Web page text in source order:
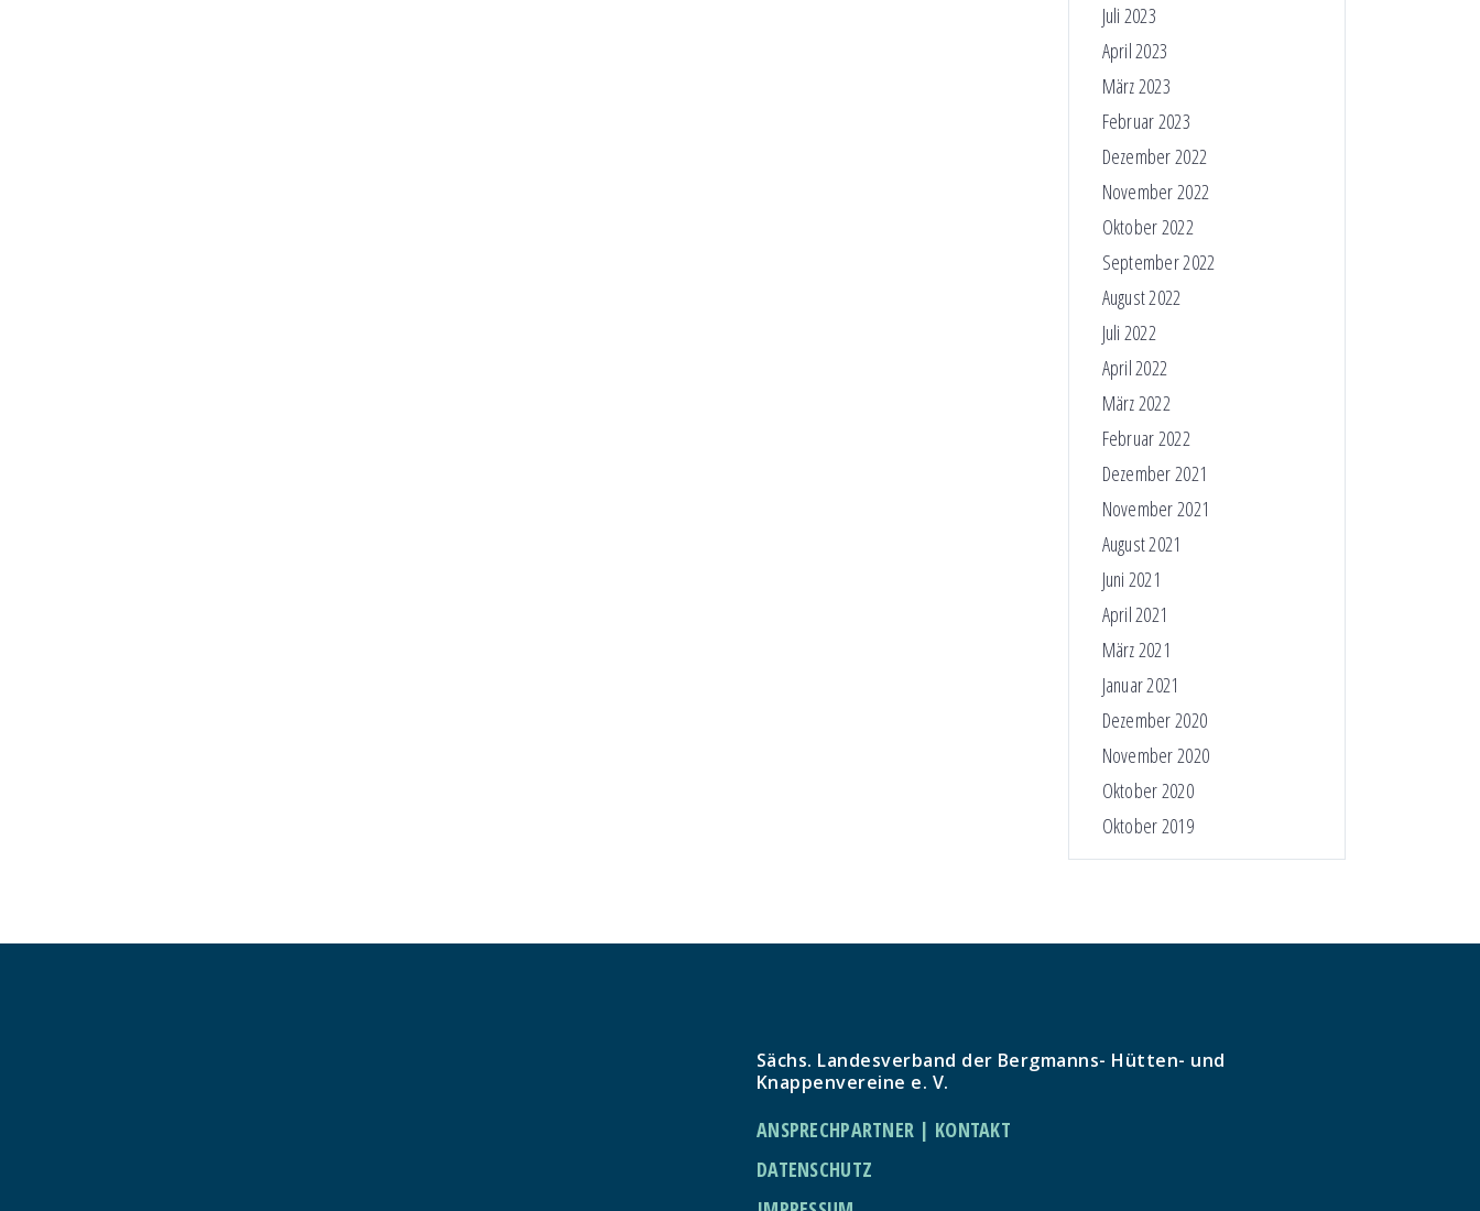
Juli 2023
April 2023
März 2023
Februar 2023
Dezember 2022
November 2022
Oktober 2022
September 2022
August 2022
Juli 2022
April 2022
März 2022
Februar 2022
Dezember 2021
November 2021
August 2021
Juni 2021
April 2021
März 2021
Januar 2021
Dezember 2020
November 2020
Oktober 2020
Oktober 2019
Sächs. Landesverband der Bergmanns- Hütten- und
Knappenvereine e. V.
ANSPRECHPARTNER | KONTAKT
DATENSCHUTZ